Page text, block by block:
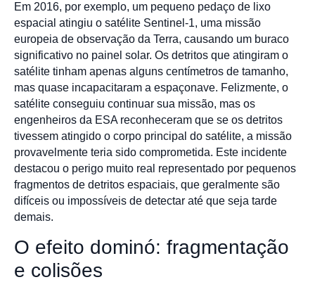
Em 2016, por exemplo, um pequeno pedaço de lixo
espacial atingiu o satélite Sentinel-1, uma missão
europeia de observação da Terra, causando um buraco
significativo no painel solar. Os detritos que atingiram o
satélite tinham apenas alguns centímetros de tamanho,
mas quase incapacitaram a espaçonave. Felizmente, o
satélite conseguiu continuar sua missão, mas os
engenheiros da ESA reconheceram que se os detritos
tivessem atingido o corpo principal do satélite, a missão
provavelmente teria sido comprometida. Este incidente
destacou o perigo muito real representado por pequenos
fragmentos de detritos espaciais, que geralmente são
difíceis ou impossíveis de detectar até que seja tarde
demais.
O efeito dominó: fragmentação
e colisões